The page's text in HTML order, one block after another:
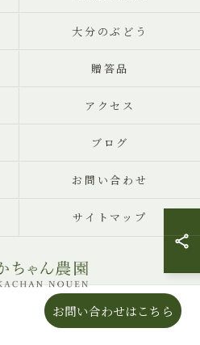
お問い合わせはこちら
大分のぶどう
贈答品
アクセス
ブログ
お問い合わせ
サイトマップ
かちゃん農園 ALL RIGHTS RESERVED.